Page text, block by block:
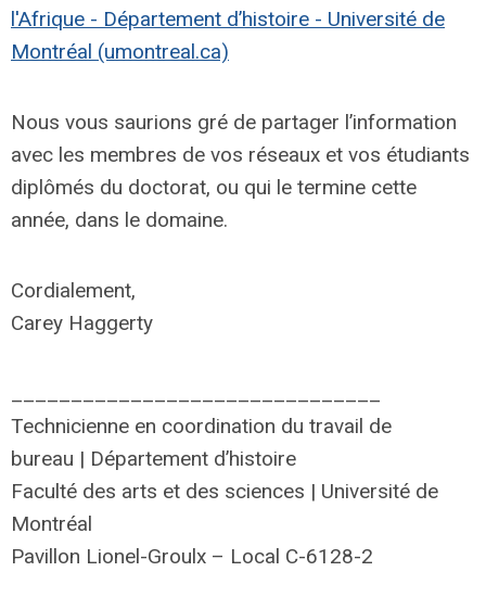
l'Afrique - Département d’histoire - Université de
Montréal (umontreal.ca)
Nous vous saurions gré de partager l’information
avec les membres de vos réseaux et vos étudiants
diplômés du doctorat, ou qui le termine cette
année, dans le domaine.
Cordialement,
Carey Haggerty
Technicienne en coordination du travail de
bureau | Département d’histoire
Faculté des arts et des sciences | Université de
Montréal
Pavillon Lionel-Groulx – Local C-6128-2